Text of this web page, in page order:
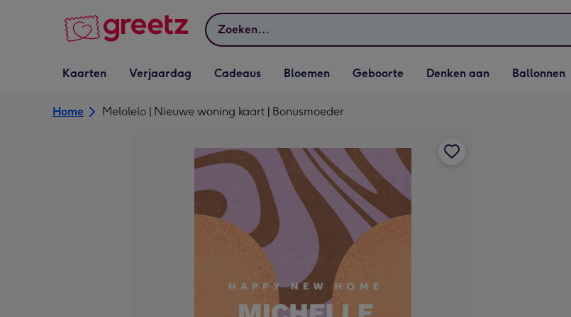
Zoeken
Vervolgkeuzelijst
Kaarten openen
Kaarten
Vervolgkeuzelijst
Verjaardag openen
Verjaardag
Vervolgkeuzelijst
Cadeaus openen
Cadeaus
Vervolgkeuzelijst
Bloemen openen
Bloemen
Vervolgkeuzelijst
Geboorte openen
Geboorte
Vervolgkeuzelijst
Denken aan openen
Denken aan
Vervolgkeuzelijst
Ballonnen openen
Ballonnen
Home Melolelo | Nieuwe woning kaart | Bonusmoeder